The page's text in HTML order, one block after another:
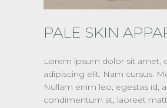
PALE SKIN
Lorem ipsum dolor sit amet,
adipiscing elit. Nam cursus.
Nullam enim leo, egestas id,
condimentum at, laoreet